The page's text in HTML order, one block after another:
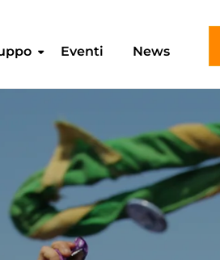
Eventi News